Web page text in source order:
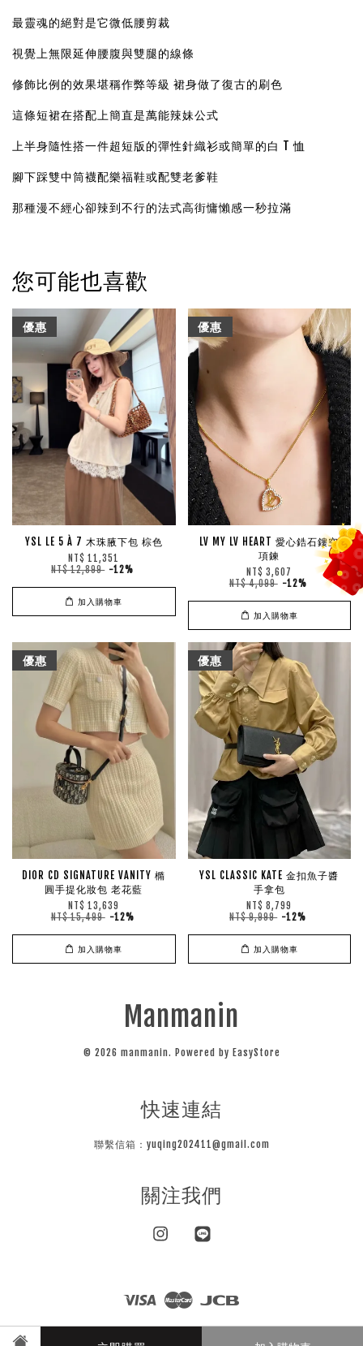
最靈魂的絕對是它微低腰剪裁
視覺上無限延伸腰腹與雙腿的線條
修飾比例的效果堪稱作弊等級 裙身做了復古的刷色
這條短裙在搭配上簡直是萬能辣妹公式
上半身隨性搭一件超短版的彈性針織衫或簡單的白 T 恤
腳下踩雙中筒襪配樂福鞋或配雙老爹鞋
那種漫不經心卻辣到不行的法式高街慵懶感一秒拉滿
您可能也喜歡
優惠
YSL LE 5 À 7 木珠腋下包 棕色
NT$ 11,351
NT$ 12,899 -12%
加入購物車
優惠
LV MY LV HEART 愛心鋯石鏤空
項鍊
NT$ 3,607
NT$ 4,099 -12%
加入購物車
優惠
DIOR CD SIGNATURE VANITY 橢
圓手提化妝包 老花藍
NT$ 13,639
NT$ 15,499 -12%
加入購物車
優惠
YSL CLASSIC KATE 金扣魚子醬
手拿包
NT$ 8,799
NT$ 9,999 -12%
加入購物車
Manmanin
© 2026 manmanin. Powered by EasyStore
快速連結
聯繫信箱：yuqing202411@gmail.com
關注我們
Instagram
Visa Master